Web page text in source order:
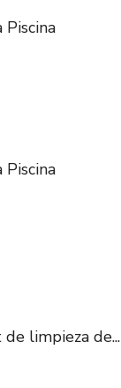
Piscina
Piscina
limpieza de...